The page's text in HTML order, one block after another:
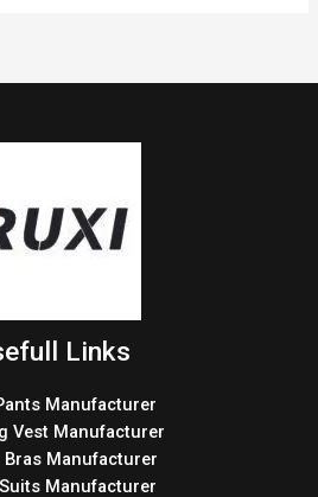
Links
Manufacturer
Vest Manufacturer
Bras Manufacturer
Manufacturer